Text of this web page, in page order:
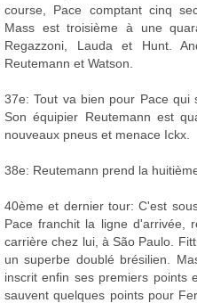
course, Pace comptant cinq
Mass est troisième à une
Regazzoni, Lauda et Hunt.
Reutemann et Watson.
37e: Tout va bien pour Pace qui
Son équipier Reutemann est
nouveaux pneus et menace Ickx.
38e: Reutemann prend la
40ème et dernier tour: C'est
Pace franchit la ligne d'arrivée,
carrière chez lui, à São Paulo.
un superbe doublé brésilien.
inscrit enfin ses premiers points
sauvent quelques points pour